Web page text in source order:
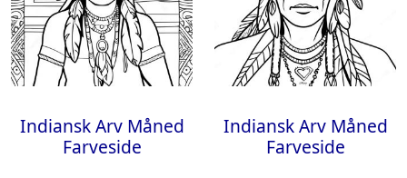
Indiansk Arv Måned
Farveside
Indiansk Arv Måned
Farveside